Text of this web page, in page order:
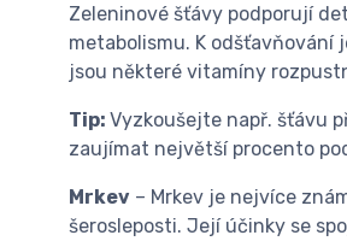
Zeleninové šťávy podporují
metabolismu. K odšťavňování
jsou některé vitamíny
Tip: Vyzkoušejte např. šťávu
zaujímat největší procento
Mrkev – Mrkev je nejvíce
šerosleposti. Její účinky se